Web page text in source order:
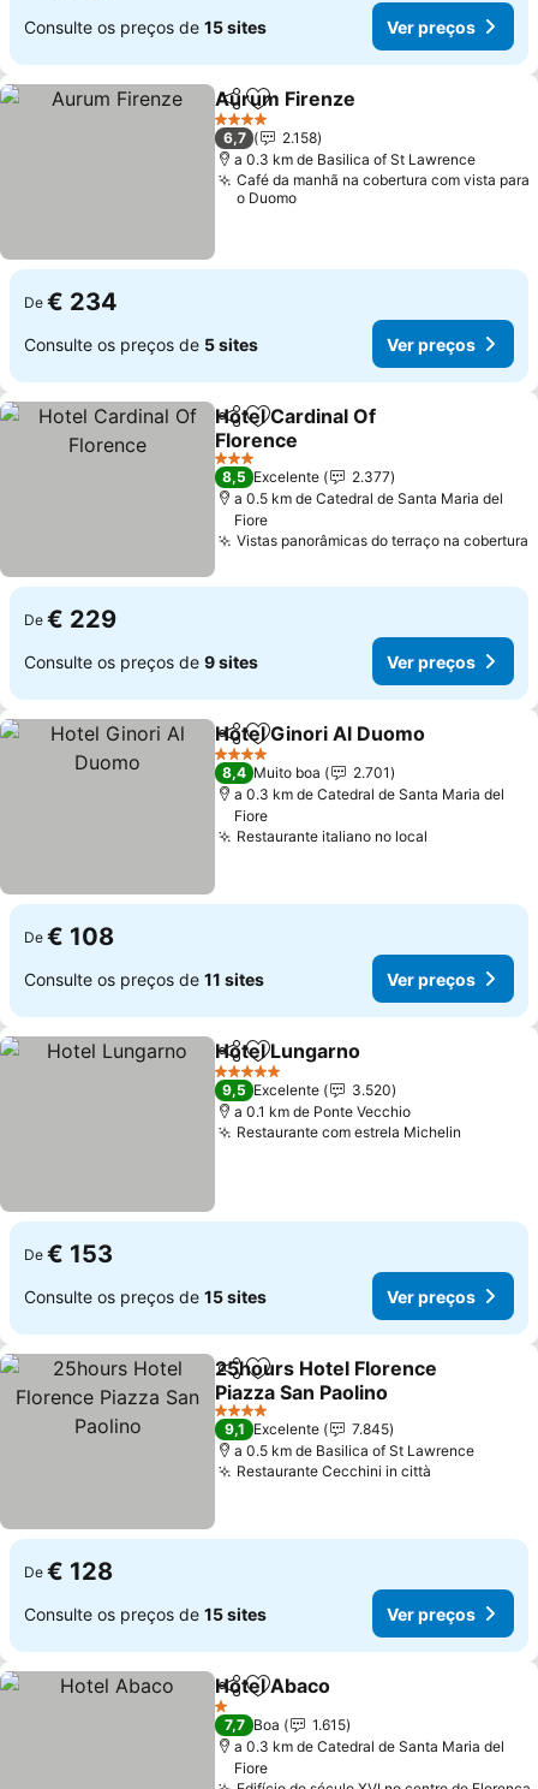
Consulte os preços de 15 sites Ver preços
PartilharAdicionar aos favoritos
Aurum Firenze
4 Estrelas
6,7
2.158
a 0.3 km de Basilica of St Lawrence
Café da manhã na cobertura com vista para
o Duomo
De € 234
Consulte os preços de 5 sites Ver preços
PartilharAdicionar aos favoritos
Hotel Cardinal Of
Florence
3 Estrelas
8,5 Excelente
2.377
a 0.5 km de Catedral de Santa Maria del
Fiore
Vistas panorâmicas do terraço na cobertura
De € 229
Consulte os preços de 9 sites Ver preços
PartilharAdicionar aos favoritos
Hotel Ginori Al Duomo
4 Estrelas
8,4 Muito boa
2.701
a 0.3 km de Catedral de Santa Maria del
Fiore
Restaurante italiano no local
De € 108
Consulte os preços de 11 sites Ver preços
PartilharAdicionar aos favoritos
Hotel Lungarno
5 Estrelas
9,5 Excelente
3.520
a 0.1 km de Ponte Vecchio
Restaurante com estrela Michelin
De € 153
Consulte os preços de 15 sites Ver preços
PartilharAdicionar aos favoritos
25hours Hotel Florence
Piazza San Paolino
4 Estrelas
9,1 Excelente
7.845
a 0.5 km de Basilica of St Lawrence
Restaurante Cecchini in città
De € 128
Consulte os preços de 15 sites Ver preços
PartilharAdicionar aos favoritos
Hotel Abaco
1 Estrelas
7,7 Boa
1.615
a 0.3 km de Catedral de Santa Maria del
Fiore